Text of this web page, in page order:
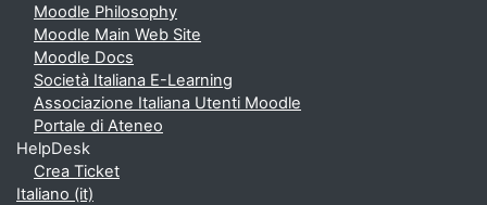
Moodle Philosophy
Moodle Main Web Site
Moodle Docs
Società Italiana E-Learning
Associazione Italiana Utenti Moodle
Portale di Ateneo
HelpDesk
Crea Ticket
Italiano ‎(it)‎